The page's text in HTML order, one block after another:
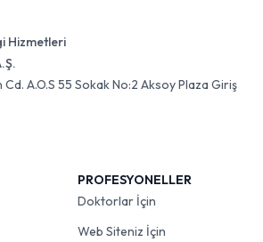
Hizmetleri
A.O.S 55 Sokak No:2 Aksoy Plaza Giriş
PROFESYONELLER
Doktorlar İçin
Web Siteniz İçin